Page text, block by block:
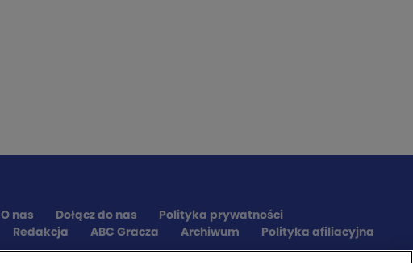
O nas Dołącz do nas
Polityka prywatności
Redakcja ABC Gracza Archiwum Polityka afiliacyjna